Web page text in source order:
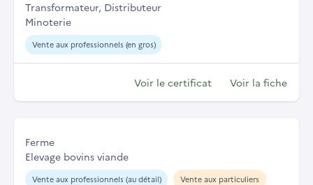
Transformateur, Distributeur
Minoterie
Vente aux professionnels (en gros)
Voir le certificat Voir la fiche
Ferme
Elevage bovins viande
Vente aux professionnels (au détail) Vente aux particuliers